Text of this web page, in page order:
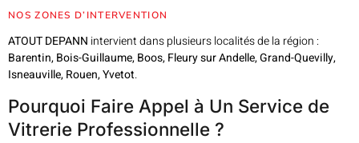
NOS ZONES D’INTERVENTION
ATOUT DEPANN intervient dans plusieurs localités de la région :
Barentin, Bois-Guillaume, Boos, Fleury sur Andelle, Grand-Quevilly,
Isneauville, Rouen, Yvetot.
Pourquoi Faire Appel à Un Service de
Vitrerie Professionnelle ?